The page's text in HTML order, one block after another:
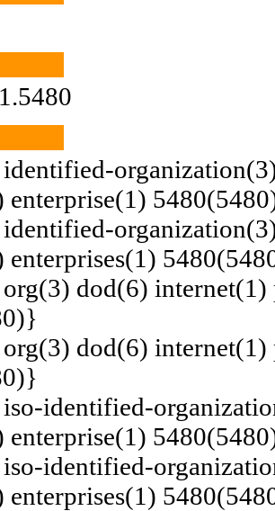
enterprise(1)
enterprises(1)
dod(6) internet(1)
dod(6) internet(1)
identified-
enterprise(1)
identified-
enterprises(1)